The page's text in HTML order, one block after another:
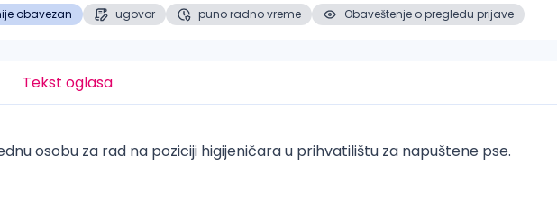
obavezan ugovor puno radno vreme Obaveštenje o pregledu prijave
Tekst oglasa
osobu za rad na poziciji higijeničara u prihvatilištu za napuštene pse.